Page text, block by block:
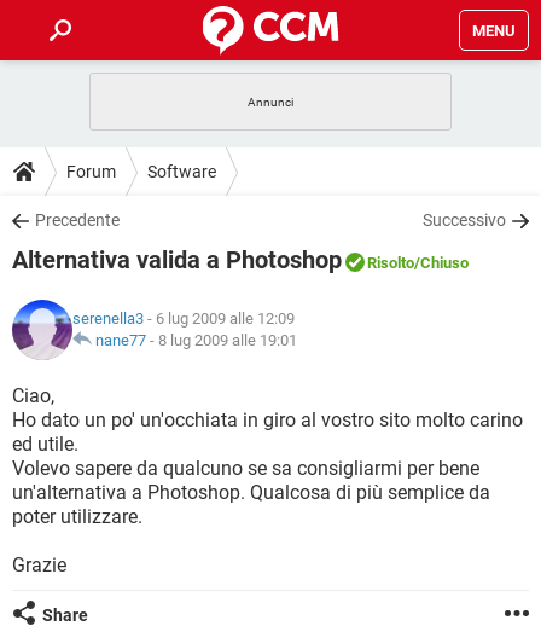
MENU
INTRATTENIMENTO
iOS
INSTAGRAM WHATSAPP
TIKTOK
HARDWARE
GUIDE
COVID-19
INSTAGRAM WHATSAPP
TIKTOK
HARDWARE
DOWNLOAD
COVID-19 GAMING
INTRATTENIMENTO
iOS WINDOWS 10
INSTAGRAM
TIKTOK FACEBOOK
HARDWARE
COVID-19 GAMING
INTRATTENIMENTO
iOS
INSTAGRAM
TIKTOK FACEBOOK
HARDWARE
GLOSSARIO
COVID-19
INTRATTENIMENTO ANDROID
iOS WINDOWS 10
INSTAGRAM WHATSAPP
Forum Software
Precedente Successivo
Alternativa valida a Photoshop Risolto/Chiuso
serenella3 - 6 lug 2009 alle 12:09
nane77 - 8 lug 2009 alle 19:01
Ciao,
Ho dato un po' un'occhiata in giro al vostro sito molto carino
ed utile.
Volevo sapere da qualcuno se sa consigliarmi per bene
un'alternativa a Photoshop. Qualcosa di più semplice da
poter utilizzare.
Grazie
Share